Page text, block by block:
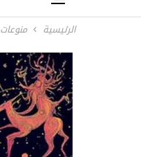
الرئيسية منوعات